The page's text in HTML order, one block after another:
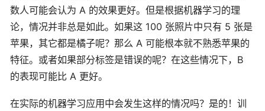
数人可能会认为 A 的效果更好。但是根据机器学习的理
论，情况并非总是如此。如果这 100 张照片中只有 5 张是
苹果，其它都是橘子呢？那么 A 可能根本就不熟悉苹果的
特征。或者如果部分标签是错误的呢？在这些情况下，B
的表现可能比 A 更好。
在实际的机器学习应用中会发生这样的情况吗？是的！训